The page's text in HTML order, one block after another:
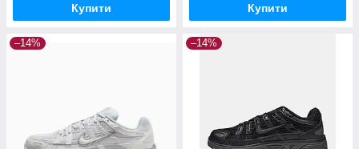
Купити Купити
–14% –14%